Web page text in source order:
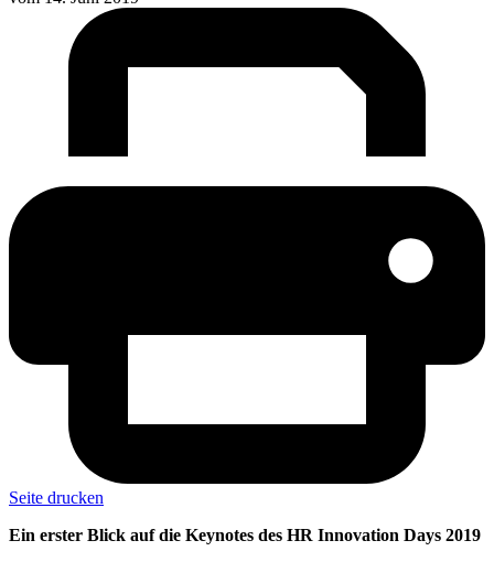
Seite drucken
Ein erster Blick auf die Keynotes des HR Innovation Days 2019